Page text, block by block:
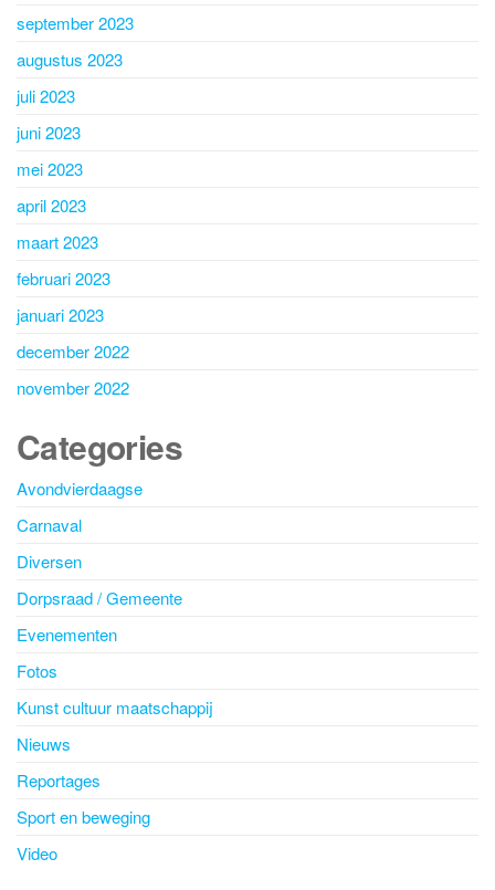
september 2023
augustus 2023
juli 2023
juni 2023
mei 2023
april 2023
maart 2023
februari 2023
januari 2023
december 2022
november 2022
Categories
Avondvierdaagse
Carnaval
Diversen
Dorpsraad / Gemeente
Evenementen
Fotos
Kunst cultuur maatschappij
Nieuws
Reportages
Sport en beweging
Video